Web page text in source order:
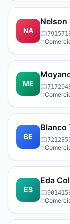
NA
Nelson
ME
BE
Blanco
ES
Eda